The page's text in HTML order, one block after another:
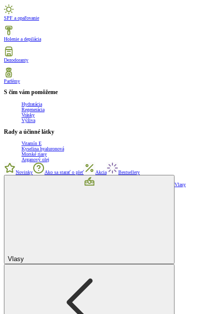
SPF a opaľovanie
Holenie a depilácia
Dezodoranty
Parfémy
S čím vám pomôžeme
Hydratácia
Regenerácia
Vrásky
Výživa
Rady a účinné látky
Vitamín E
Kyselina hyaluronová
Morské riasy
Arganový olej
Novinky Ako sa starať o pleť Akcia Bestsellery
Vlasy
Vlasy